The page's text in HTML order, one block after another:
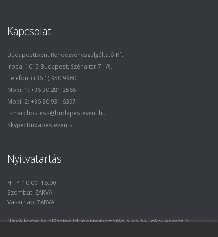
Kapcsolat
BudapestEvent Rendezvényszolgáltató Kft.
Iroda: 1015 Budapest, Széna tér 7. I/9.
Telefon: (+36 1) 950 9960
Mobil 1: +36 30 281 2566
Mobil 2: +36 30 931 6397
E-mail: hostess@budapestevent.hu
Skype: Budapestevents
Nyitvatartás
H - P: 10:00 -18:00 h
Szombat: ZÁRVA
Vasárnap: ZÁRVA
Ügyfélfogadás előzetes időpontegyeztetés alapján, igény esetén a